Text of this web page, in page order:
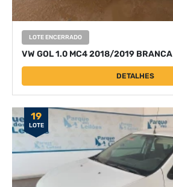
LOTE ENCERRADO
VW GOL 1.0 MC4 2018/2019 BRANCA
DETALHES
19
LOTE